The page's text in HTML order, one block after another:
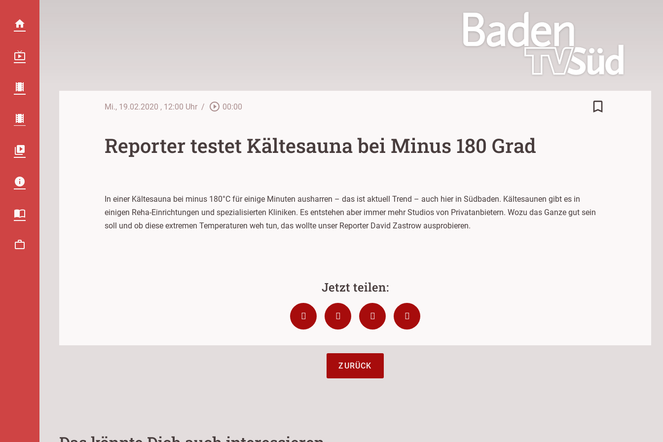
Mi., 19.02.2020 , 12:00 Uhr / play_circle_outline 00:00 bookmark_border
Reporter testet Kältesauna bei Minus 180 Grad
In einer Kältesauna bei minus 180°C für einige Minuten ausharren – das ist aktuell Trend – auch hier in Südbaden. Kältesaunen gibt es in
einigen Reha-Einrichtungen und spezialisierten Kliniken. Es entstehen aber immer mehr Studios von Privatanbietern. Wozu das Ganze gut sein
soll und ob diese extremen Temperaturen weh tun, das wollte unser Reporter David Zastrow ausprobieren.
ZURÜCK